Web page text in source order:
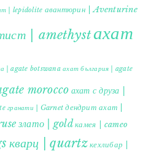
| lepidolite авантюрин | Aventurine
| amethystахат
| agate botswana ахат българия | agate
morocco ахат с друза |
гранати | Garnet дендрит ахат |
злато | gold камея | cameo
кварц | quartzкехлибар |